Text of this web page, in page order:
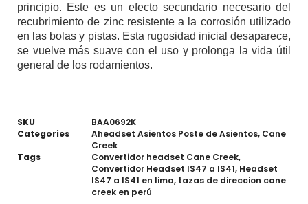
principio. Este es un efecto secundario necesario del
recubrimiento de zinc resistente a la corrosión utilizado
en las bolas y pistas. Esta rugosidad inicial desaparece,
se vuelve más suave con el uso y prolonga la vida útil
general de los rodamientos.
SKU
BAA0692K
Categories
Aheadset Asientos Poste de Asientos, Cane
Creek
Tags
Convertidor headset Cane Creek,
Convertidor Headset IS47 a IS41, Headset
IS47 a IS41 en lima, tazas de direccion cane
creek en perú